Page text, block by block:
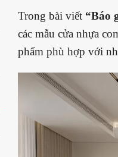
Trong bài viết “Báo
các mẫu cửa nhựa
phẩm phù hợp với